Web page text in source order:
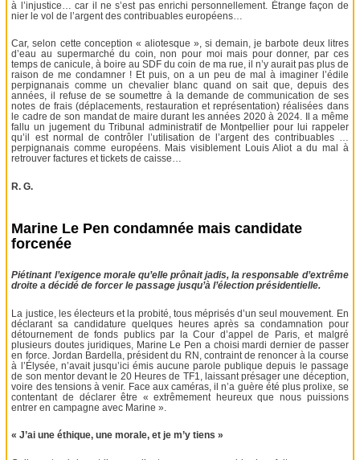
à l’injustice… car il ne s’est pas enrichi personnellement. Étrange façon de
nier le vol de l’argent des contribuables européens…
Car, selon cette conception « aliotesque », si demain, je barbote deux litres
d’eau au supermarché du coin, non pour moi mais pour donner, par ces
temps de canicule, à boire au SDF du coin de ma rue, il n’y aurait pas plus de
raison de me condamner ! Et puis, on a un peu de mal à imaginer l’édile
perpignanais comme un chevalier blanc quand on sait que, depuis des
années, il refuse de se soumettre à la demande de communication de ses
notes de frais (déplacements, restauration et représentation) réalisées dans
le cadre de son mandat de maire durant les années 2020 à 2024. Il a même
fallu un jugement du Tribunal administratif de Montpellier pour lui rappeler
qu’il est normal de contrôler l’utilisation de l’argent des contribuables …
perpignanais comme européens. Mais visiblement Louis Aliot a du mal à
retrouver factures et tickets de caisse…
R. G.
Marine Le Pen condamnée mais candidate
forcenée
Piétinant l’exigence morale qu’elle prônait jadis, la responsable d’extrême
droite a décidé de forcer le passage jusqu’à l’élection présidentielle.
La justice, les électeurs et la probité, tous méprisés d’un seul mouvement. En
déclarant sa candidature quelques heures après sa condamnation pour
détournement de fonds publics par la Cour d’appel de Paris, et malgré
plusieurs doutes juridiques, Marine Le Pen a choisi mardi dernier de passer
en force. Jordan Bardella, président du RN, contraint de renoncer à la course
à l’Élysée, n’avait jusqu’ici émis aucune parole publique depuis le passage
de son mentor devant le 20 Heures de TF1, laissant présager une déception,
voire des tensions à venir. Face aux caméras, il n’a guère été plus prolixe, se
contentant de déclarer être « extrêmement heureux que nous puissions
entrer en campagne avec Marine ».
« J’ai une éthique, une morale, et je m’y tiens »